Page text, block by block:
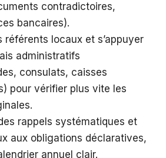
contradictoires,
bancaires).
référents locaux et s’appuyer
administratifs
consulats, caisses
pour vérifier plus vite les
rappels systématiques et
aux obligations déclaratives,
annuel clair.